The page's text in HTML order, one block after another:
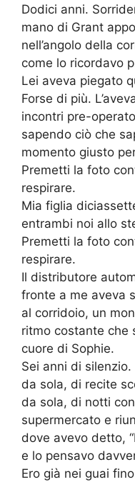
Dodici anni.
mano di Grant
nell’angolo della
come lo ricordavo
Lei aveva piegato
Forse di più.
incontri pre-
sapendo ciò che
momento giusto
Premetti la foto
respirare.
Mia figlia
entrambi noi allo
Premetti la foto
respirare.
Il distributore
fronte a me aveva
al corridoio, un
ritmo costante che
cuore di Sophie.
Sei anni di
da sola, di recite
da sola, di notti
supermercato e
dove avevo detto,
e lo pensavo
Ero già nei guai